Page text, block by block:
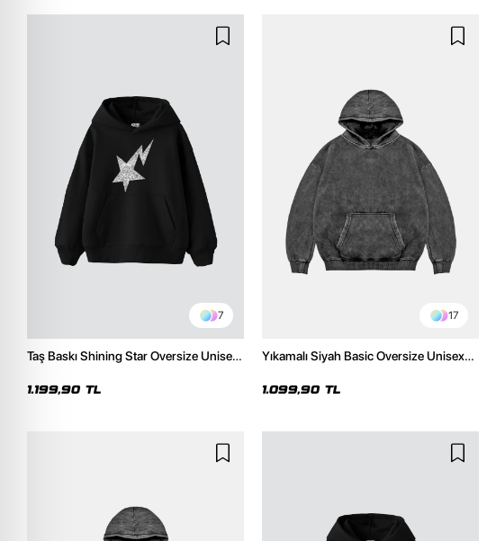
7
Taş Baskı Shining Star Oversize Unisex
1.199,90 TL
17
Yıkamalı Siyah Basic Oversize Unisex
1.099,90 TL